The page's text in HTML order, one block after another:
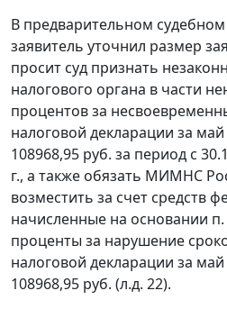
В предварительном судебном
заявитель уточнил размер
просит суд признать
налогового органа в части
процентов за
налоговой декларации за
108968,95 руб. за период с
г., а также обязать МИМНС
возместить за счет средств
начисленные на основании
проценты за нарушение
налоговой декларации за
108968,95 руб. (л.д. 22).